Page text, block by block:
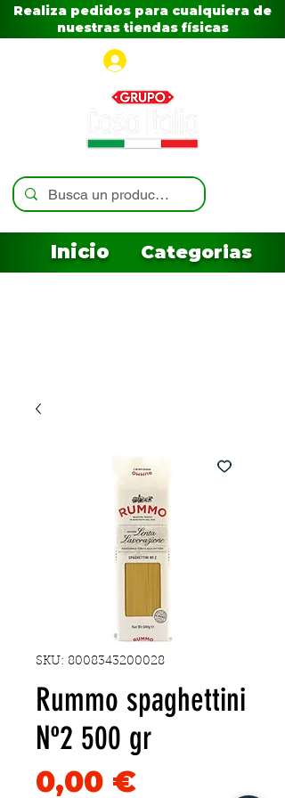
Realiza pedidos para cualquiera de
nuestras tiendas físicas
Inicio Categorias
SKU: 8008343200028
Rummo spaghettini
Nº2 500 gr
0,00 €Precio